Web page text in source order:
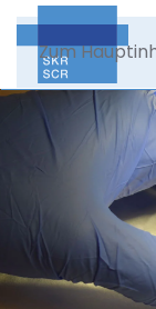
Zum